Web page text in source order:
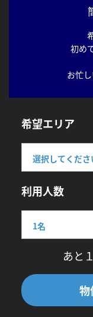
初め
お忙
希望エリア
利用人数
あと
物